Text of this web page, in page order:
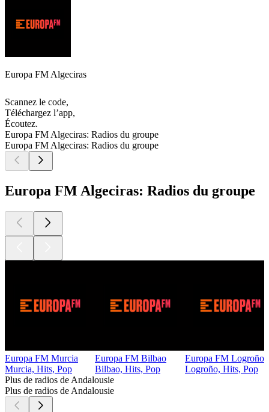
Europa FM Algeciras
Scannez le code,
Téléchargez l’app,
Écoutez.
Europa FM Algeciras: Radios du groupe
Europa FM Algeciras: Radios du groupe
Europa FM Algeciras: Radios du groupe
Europa FM Murcia
Murcia, Hits, Pop
Europa FM Bilbao
Bilbao, Hits, Pop
Europa FM Logroño
Logroño, Hits, Pop
Plus de radios de Andalousie
Plus de radios de Andalousie